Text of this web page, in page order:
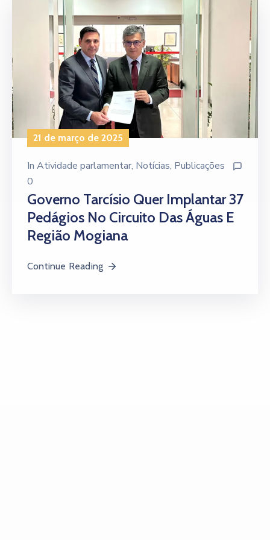
21 de março de 2025
In Atividade parlamentar‚ Notícias‚ Publicações
0
Governo Tarcísio Quer Implantar 37
Pedágios No Circuito Das Águas E
Região Mogiana
Continue Reading